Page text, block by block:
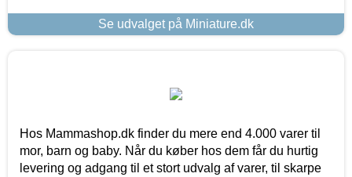
Se udvalget på Miniature.dk
Hos Mammashop.dk finder du mere end 4.000 varer til
mor, barn og baby. Når du køber hos dem får du hurtig
levering og adgang til et stort udvalg af varer, til skarpe